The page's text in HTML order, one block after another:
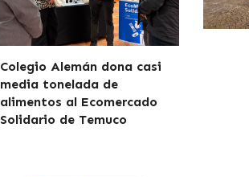
Colegio Alemán dona casi
media tonelada de
alimentos al Ecomercado
Solidario de Temuco